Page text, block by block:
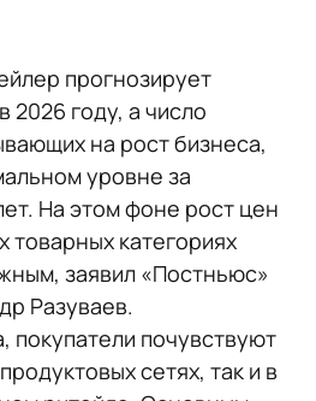
прогнозирует
2026 году, а число
на рост бизнеса,
уровне за
На этом фоне рост цен
товарных категориях
заявил «Постньюс»
Разуваев.
покупатели почувствуют
сетях, так и в